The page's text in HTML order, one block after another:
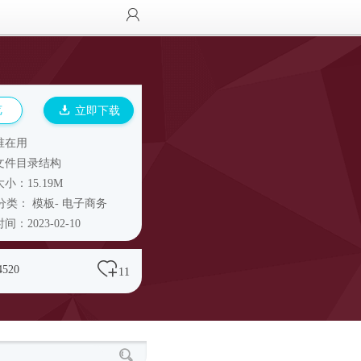
立即下载
在用
件目录结构
小：15.19M
类： 模板- 电子商务
间：2023-02-10
11